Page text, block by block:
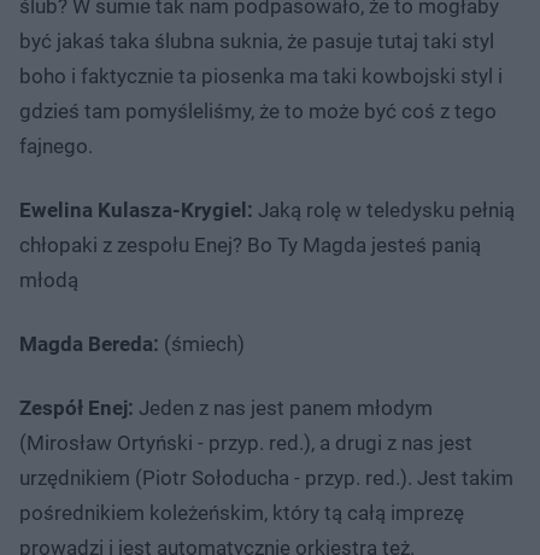
ślub? W sumie tak nam podpasowało, że to mogłaby
być jakaś taka ślubna suknia, że pasuje tutaj taki styl
boho i faktycznie ta piosenka ma taki kowbojski styl i
gdzieś tam pomyśleliśmy, że to może być coś z tego
fajnego.
Ewelina Kulasza-Krygiel: Jaką rolę w teledysku pełnią
chłopaki z zespołu Enej? Bo Ty Magda jesteś panią
młodą
Magda Bereda: (śmiech)
Zespół Enej: Jeden z nas jest panem młodym
(Mirosław Ortyński - przyp. red.), a drugi z nas jest
urzędnikiem (Piotr Sołoducha - przyp. red.). Jest takim
pośrednikiem koleżeńskim, który tą całą imprezę
prowadzi i jest automatycznie orkiestrą też.